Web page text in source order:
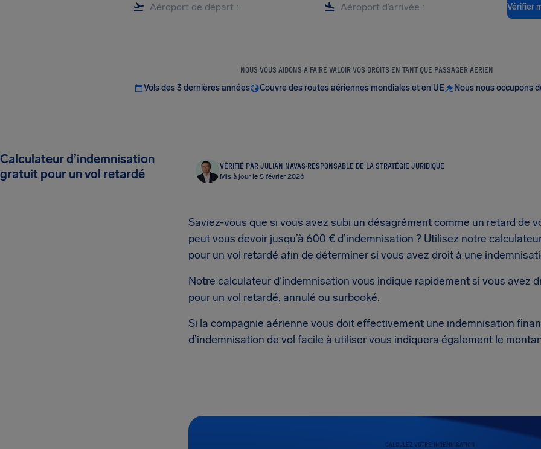
Vérifier
NOUS VOUS AIDONS À FAIRE VALOIR VOS DROITS EN TANT QUE PASSAGER AÉRIEN
Vols des 3 dernières années Couvre des routes aériennes mondiales et en UE Nous nous occupons
Calculateur d’indemnisation
gratuit pour un vol retardé
VÉRIFIÉ PAR JULIAN NAVAS·RESPONSABLE DE LA STRATÉGIE JURIDIQUE
Mis à jour le 5 février 2026
Saviez-vous que si vous avez subi un désagrément comme un retard de
peut vous devoir jusqu’à 600 € d’indemnisation ? Utilisez notre
pour un vol retardé afin de déterminer si vous avez droit à une
Notre calculateur d’indemnisation vous indique rapidement si vous avez
pour un vol retardé, annulé ou surbooké.
Si la compagnie aérienne vous doit effectivement une indemnisation
d’indemnisation de vol facile à utiliser vous indiquera également le
CALCULEZ VOTRE INDEMNISATION